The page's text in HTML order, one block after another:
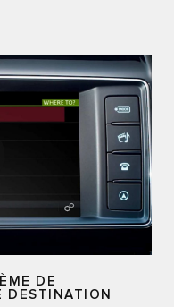
DE
DESTINATION